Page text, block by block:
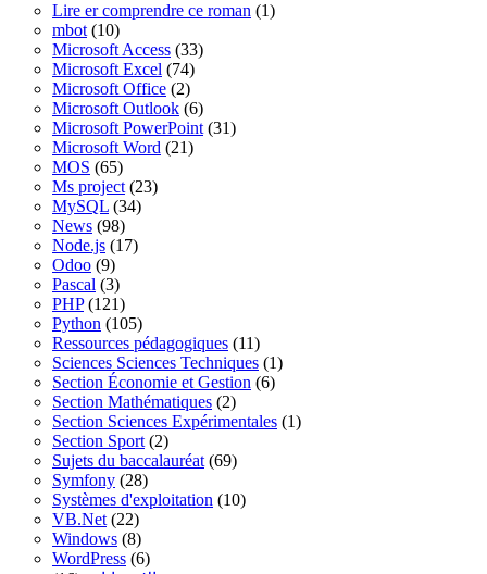
Lire er comprendre ce roman (1)
mbot (10)
Microsoft Access (33)
Microsoft Excel (74)
Microsoft Office (2)
Microsoft Outlook (6)
Microsoft PowerPoint (31)
Microsoft Word (21)
MOS (65)
Ms project (23)
MySQL (34)
News (98)
Node.js (17)
Odoo (9)
Pascal (3)
PHP(121)
Python (105)
Ressources pédagogiques (11)
Sciences Sciences Techniques (1)
Section Économie et Gestion (6)
Section Mathématiques (2)
Section Sciences Expérimentales (1)
Section Sport (2)
Sujets du baccalauréat (69)
Symfony (28)
Systèmes d'exploitation (10)
VB.Net (22)
Windows (8)
WordPress (6)